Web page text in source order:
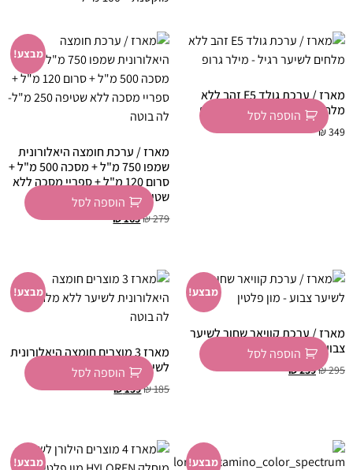
מארז / ערכת גולד E5 זהב ללא
מלחים לשיער רגיל – מילר גרופ
₪349
הוספה לסל
מבצע!
מארז / ערכת חומצה היאלורונית
שמפו 750 מ"ל + מסכה 500 מ"ל +
סרום 120 מ"ל + ספריי מסכה ללא
שטיפה 250 מ"ל- לה בוטה
₪279
₪165
הוספה לסל
מבצע!
מארז / ערכת קוויאר שחור לשיער
צבוע – מון פלטין
₪295
₪239
הוספה לסל
מבצע!
מארז 3 מוצרים חומצה היאלורונית
לשיער ללא מלחים – לה בוטה
₪185
₪159
הוספה לסל
מבצע! מבצע!